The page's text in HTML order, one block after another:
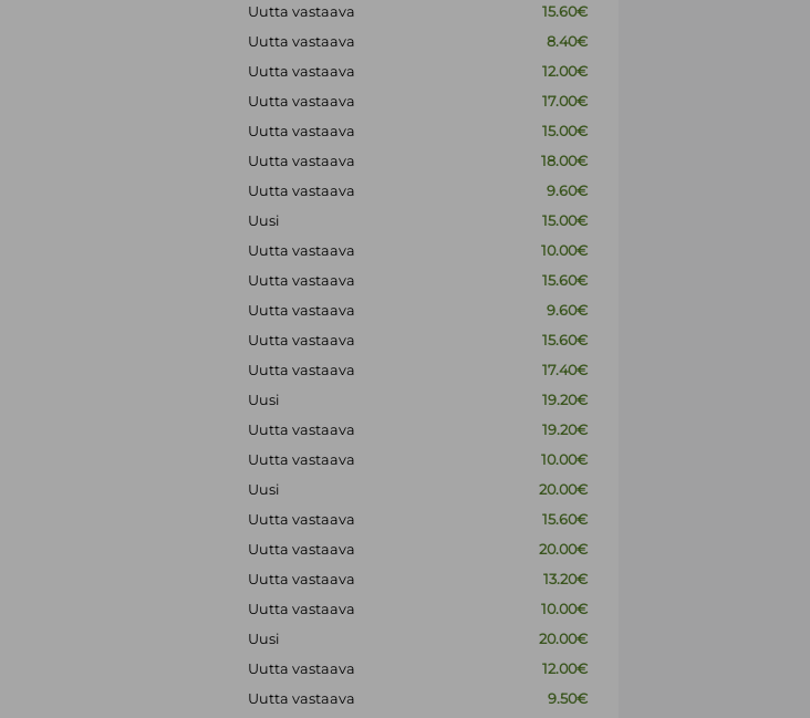
Uutta vastaava
15.60€
Uutta vastaava
8.40€
Uutta vastaava
12.00€
Uutta vastaava
17.00€
Uutta vastaava
15.00€
Uutta vastaava
18.00€
Uutta vastaava
9.60€
Uusi
15.00€
Uutta vastaava
10.00€
Uutta vastaava
15.60€
Uutta vastaava
9.60€
Uutta vastaava
15.60€
Uutta vastaava
17.40€
Uusi
19.20€
Uutta vastaava
19.20€
Uutta vastaava
10.00€
Uusi
20.00€
Uutta vastaava
15.60€
Uutta vastaava
20.00€
Uutta vastaava
13.20€
Uutta vastaava
10.00€
Uusi
20.00€
Uutta vastaava
12.00€
Uutta vastaava
9.50€